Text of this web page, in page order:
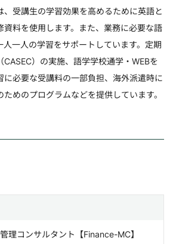
、受講生の学習効果を高めるために英語と
資料を使用します。また、業務に必要な語
人一人の学習をサポートしています。定期
CASEC）の実施、語学学校通学・WEBを
に必要な受講料の一部負担、海外派遣時に
めのプログラムなどを提供しています。
理コンサルタント【Finance-MC】